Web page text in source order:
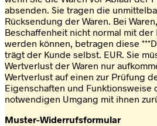
absenden. Sie tragen die
Rücksendung der Waren. Bei
Beschaffenheit nicht normal mit der
werden können, betragen diese
trägt der Kunde selbst. EUR. Sie
Wertverlust der Waren nur
Wertverlust auf einen zur Prüfung
Eigenschaften und Funktionsweise
notwendigen Umgang mit ihnen
Muster-Widerrufsformular